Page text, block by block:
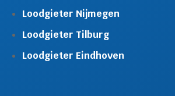
Loodgieter Nijmegen
Loodgieter Tilburg
Loodgieter Eindhoven